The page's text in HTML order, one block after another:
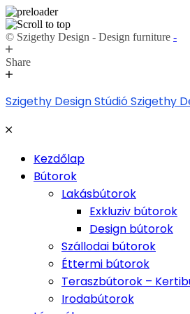
© Szigethy Design - Design furniture -
Share
Skip
to
Szigethy Design StúdióSzigethy
Kezdőlap
Bútorok
Lakásbútorok
Exkluziv bútorok
Design bútorok
Szállodai bútorok
Éttermi bútorok
Teraszbútorok –
Irodabútorok